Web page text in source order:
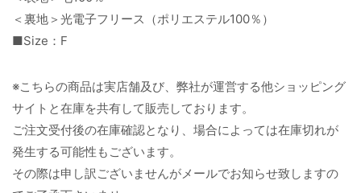
＜裏地＞光電子フリース（ポリエステル100％）
■Size：F
※こちらの商品は実店舗及び、弊社が運営する他ショッピング
サイトと在庫を共有して販売しております。
ご注文受付後の在庫確認となり、場合によっては在庫切れが
発生する可能性もございます。
その際は申し訳ございませんがメールでお知らせ致しますの